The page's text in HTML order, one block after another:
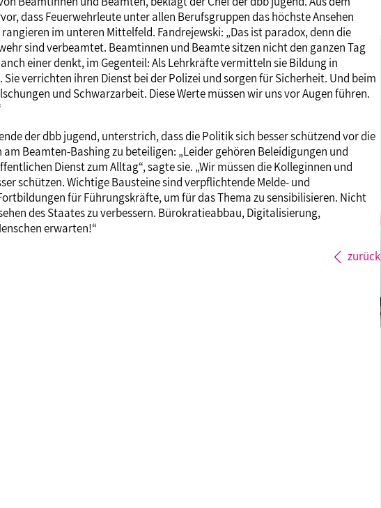
dass Feuerwehrleute unter allen Berufsgruppen das höchste Ansehen
im unteren Mittelfeld. Fandrejewski: „Das ist paradox, denn die
sind verbeamtet. Beamtinnen und Beamte sitzen nicht den ganzen Tag
einer denkt, im Gegenteil: Als Lehrkräfte vermitteln sie Bildung in
verrichten ihren Dienst bei der Polizei und sorgen für Sicherheit. Und beim
und Schwarzarbeit. Diese Werte müssen wir uns vor Augen führen.
der dbb jugend, unterstrich, dass die Politik sich besser schützend vor die
Beamten-Bashing zu beteiligen: „Leider gehören Beleidigungen und
Dienst zum Alltag“, sagte sie. „Wir müssen die Kolleginnen und
schützen. Wichtige Bausteine sind verpflichtende Melde- und
für Führungskräfte, um für das Thema zu sensibilisieren. Nicht
des Staates zu verbessern. Bürokratieabbau, Digitalisierung,
erwarten!“
zurück